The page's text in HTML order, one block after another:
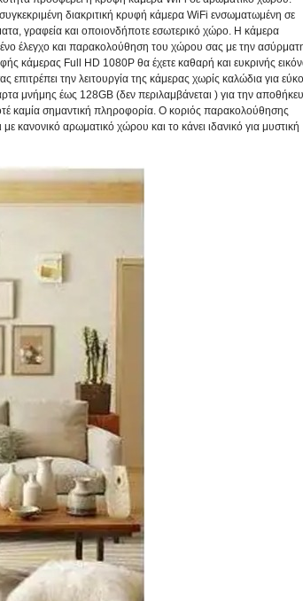
διακριτική κρυφή κάμερα WiFi ενσωματωμένη σε
γραφεία και οποιονδήποτε εσωτερικό χώρο. Η κάμερα
έλεγχο και παρακολούθηση του χώρου σας με την
κάμερας Full HD 1080P θα έχετε καθαρή και ευκρινής
την λειτουργία της κάμερας χωρίς καλώδια για
μνήμης έως 128GB (δεν περιλαμβάνεται ) για την
καμία σημαντική πληροφορία. Ο κοριός παρακολούθησης
κανονικό αρωματικό χώρου και το κάνει ιδανικό για μυστική